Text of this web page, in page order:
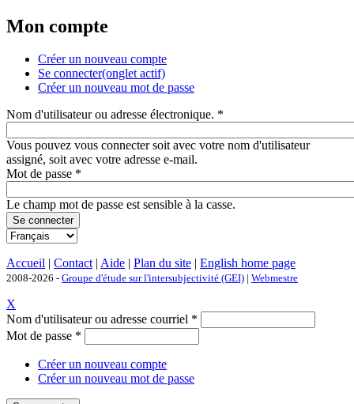
Mon compte
Créer un nouveau compte
Se connecter(onglet actif)
Créer un nouveau mot de passe
Nom d'utilisateur ou adresse électronique. *
Vous pouvez vous connecter soit avec votre nom d'utilisateur
assigné, soit avec votre adresse e-mail.
Mot de passe *
Le champ mot de passe est sensible à la casse.
Accueil | Contact| Aide | Plan du site | English home page
2008-2026 - Groupe d'étude sur l'intersubjectivité (GEI) | Webmestre
X
Nom d'utilisateur ou adresse courriel *
Mot de passe *
Créer un nouveau compte
Créer un nouveau mot de passe